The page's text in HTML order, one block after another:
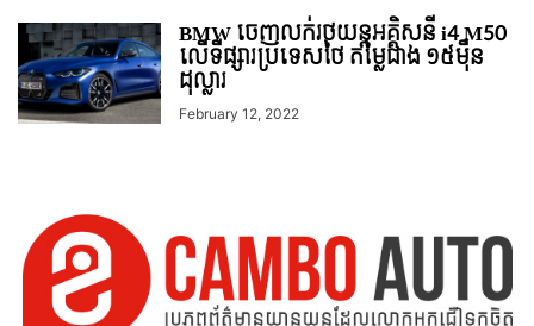
BMW ចេញលក់រថយន្តអគ្គិសនី i4 M50
លើទីផ្សារប្រទេសថៃ តម្លៃជាង ១៥ម៉ឺន
ដុល្លារ
February 12, 2022